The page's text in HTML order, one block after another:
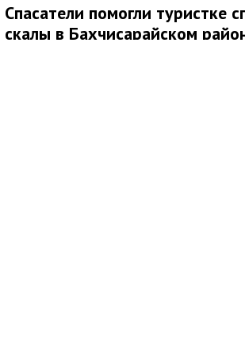
Спасатели помогли туристке
скалы в Бахчисарайском